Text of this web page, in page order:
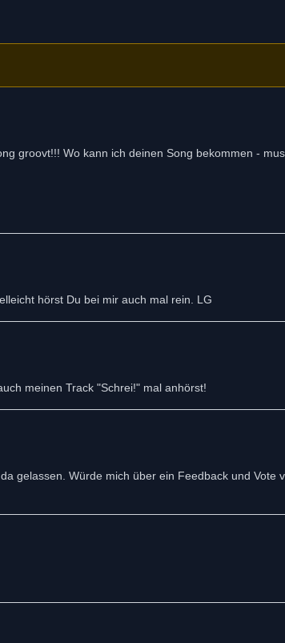
groovt!!! Wo kann ich deinen Song bekommen -
hörst Du bei mir auch mal rein. LG
meinen Track "Schrei!" mal anhörst!
gelassen. Würde mich über ein Feedback und Vote